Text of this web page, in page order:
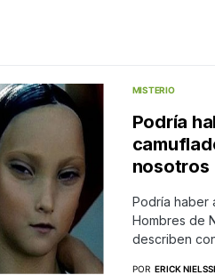
MISTERIO
Podría
nosotros
Podría haber
Hombres de
describen
POR ERICK